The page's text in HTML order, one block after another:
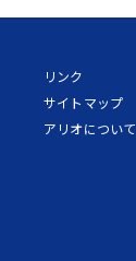
リンク
サイトマップ
アリオについて